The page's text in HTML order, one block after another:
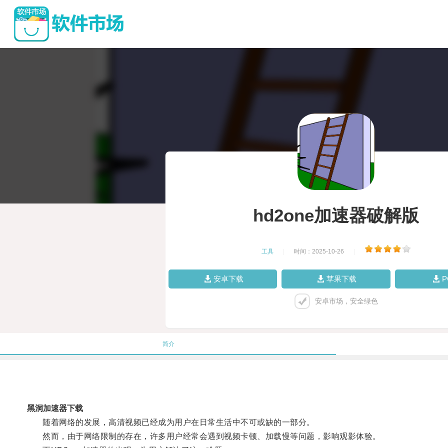
hd2one加速器破解版
工具 时间：2025-10-26
安卓下载 苹果下载
安卓市场，安全绿色
简介
黑洞加速器下载
随着网络的发展，高清视频已经成为用户在日常生活中不可或缺的一部分。
然而，由于网络限制的存在，许多用户经常会遇到视频卡顿、加载慢等问题，影响观影体验。